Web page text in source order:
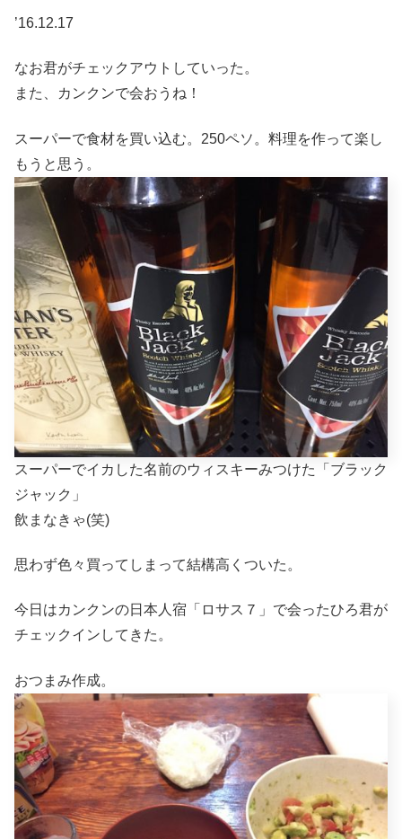
’16.12.17
なお君がチェックアウトしていった。
また、カンクンで会おうね！
スーパーで食材を買い込む。250ペソ。料理を作って楽し
もうと思う。
スーパーでイカした名前のウィスキーみつけた「ブラック
ジャック」
飲まなきゃ(笑)
思わず色々買ってしまって結構高くついた。
今日はカンクンの日本人宿「ロサス７」で会ったひろ君が
チェックインしてきた。
おつまみ作成。